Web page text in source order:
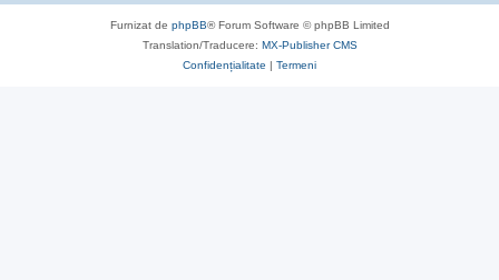
Furnizat de phpBB® Forum Software © phpBB Limited
Translation/Traducere: MX-Publisher CMS
Confidențialitate | Termeni